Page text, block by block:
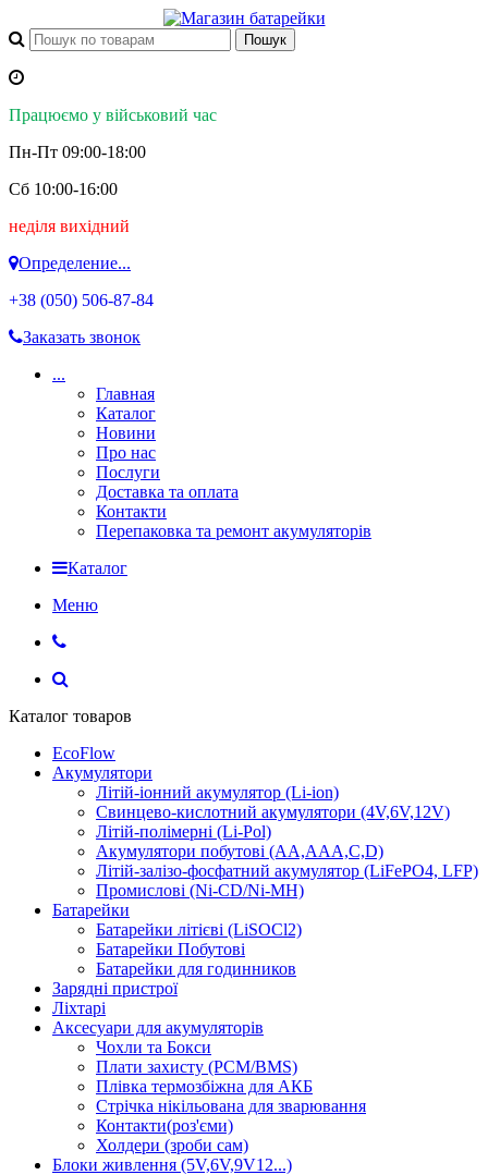
Працюємо у військовий час
Пн-Пт 09:00-18:00
Сб 10:00-16:00
неділя вихідний
Определение...
+38 (050) 506-87-84
Заказать звонок
...
Главная
Каталог
Новини
Про нас
Послуги
Доставка та оплата
Контакти
Перепаковка та ремонт акумуляторів
Каталог
Меню
Каталог товаров
EcoFlow
Акумулятори
Літій-іонний акумулятор (Li-ion)
Свинцево-кислотний акумулятори (4V,6V,12V)
Літій-полімерні (Li-Pol)
Акумулятори побутові (AA,AAA,C,D)
Літій-залізо-фосфатний акумулятор (LiFePO4, LFP)
Промислові (Ni-CD/Ni-MH)
Батарейки
Батарейки літієві (LiSOCl2)
Батарейки Побутові
Батарейки для годинников
Зарядні пристрої
Ліхтарі
Аксесуари для акумуляторів
Чохли та Бокси
Плати захисту (PCM/BMS)
Плівка термозбіжна для АКБ
Стрічка нікільована для зварювання
Контакти(роз'єми)
Холдери (зроби сам)
Блоки живлення (5V,6V,9V12...)